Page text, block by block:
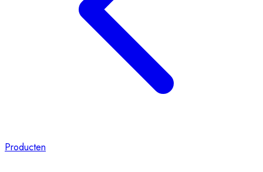
Producten